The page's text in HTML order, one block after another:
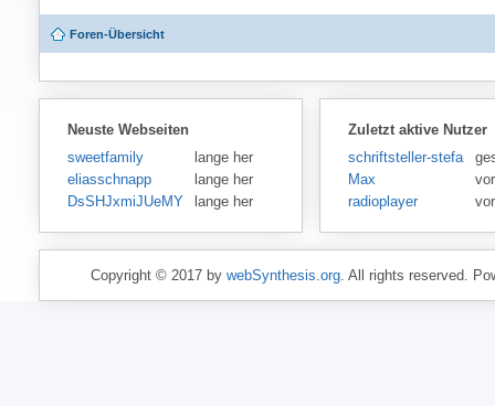
Foren-Übersicht
Neuste Webseiten
sweetfamily
lange her
eliasschnapp
lange her
DsSHJxmiJUeMY
lange her
Zuletzt aktive Nutzer
schriftsteller-stefansen
Max
radioplayer
Copyright © 2017 by webSynthesis.org. All rights reserved.